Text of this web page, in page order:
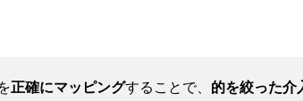
正確にマッピングすることで、 的を絞った介